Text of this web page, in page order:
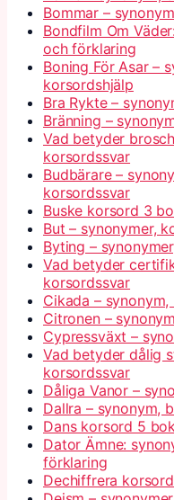
Bommar –
Bondfilm Om
och förklaring
Boning För Asar –
korsordshjälp
Bra Rykte –
Bränning –
Vad betyder
korsordssvar
Budbärare –
korsordssvar
Buske korsord 3
But – synonymer,
Byting –
Vad betyder
korsordssvar
Cikada –
Citronen –
Cypressväxt –
Vad betyder dålig
korsordssvar
Dåliga Vanor –
Dallra – synonym,
Dans korsord 5
Dator Ämne:
förklaring
Dechiffrera